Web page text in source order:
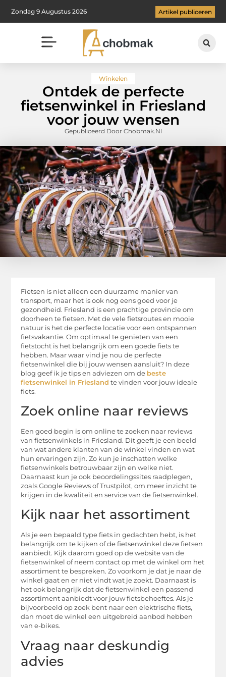
Zondag 9 Augustus 2026 Artikel publiceren
Winkelen
Ontdek de perfecte
fietsenwinkel in Friesland
voor jouw wensen
Gepubliceerd Door Chobmak.nl
Fietsen is niet alleen een duurzame manier van
transport, maar het is ook nog eens goed voor je
gezondheid. Friesland is een prachtige provincie om
doorheen te fietsen. Met de vele fietsroutes en mooie
natuur is het de perfecte locatie voor een ontspannen
fietsvakantie. Om optimaal te genieten van een
fietstocht is het belangrijk om een goede fiets te
hebben. Maar waar vind je nou de perfecte
fietsenwinkel die bij jouw wensen aansluit? In deze
blog geef ik je tips en adviezen om de beste
fietsenwinkel in Friesland te vinden voor jouw ideale
fiets.
Zoek online naar reviews
Een goed begin is om online te zoeken naar reviews
van fietsenwinkels in Friesland. Dit geeft je een beeld
van wat andere klanten van de winkel vinden en wat
hun ervaringen zijn. Zo kun je inschatten welke
fietsenwinkels betrouwbaar zijn en welke niet.
Daarnaast kun je ook beoordelingssites raadplegen,
zoals Google Reviews of Trustpilot, om meer inzicht te
krijgen in de kwaliteit en service van de fietsenwinkel.
Kijk naar het assortiment
Als je een bepaald type fiets in gedachten hebt, is het
belangrijk om te kijken of de fietsenwinkel deze fietsen
aanbiedt. Kijk daarom goed op de website van de
fietsenwinkel of neem contact op met de winkel om het
assortiment te bespreken. Zo voorkom je dat je naar de
winkel gaat en er niet vindt wat je zoekt. Daarnaast is
het ook belangrijk dat de fietsenwinkel een passend
assortiment aanbiedt voor jouw fietsbehoeftes. Als je
bijvoorbeeld op zoek bent naar een elektrische fiets,
dan moet de winkel een uitgebreid aanbod hebben
van e-bikes.
Vraag naar deskundig
advies